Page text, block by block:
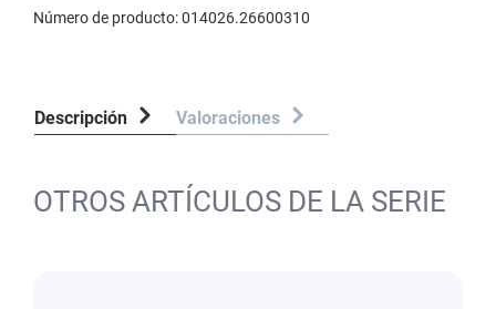
Número de producto:014026.26600310
Descripción Valoraciones
OTROS ARTÍCULOS DE LA SERIE